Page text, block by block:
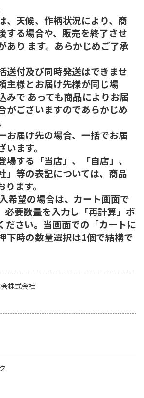
、天候、作柄状況により、商
する場合や、販売を終了させ
あり ます。あらかじめご了承
送付及び同時発送はできませ
主様とお届け先様が同じ場
みで あっても商品によりお届
がございますのであらかじめ
お届け先の場合、一括でお届
ます。
する「当店」、「自店」、
」等の表記については、商品
ます。
希望の場合は、カート画面で
必要数量を入力し「再計算」ボ
ださい。当画面での「カートに
下時の数量選択は1個で結構で
株式会社